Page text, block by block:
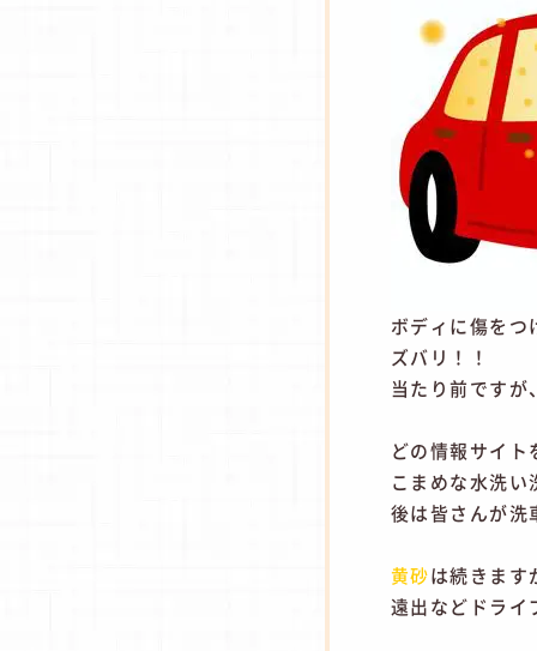
ボディに傷をつ
ズバリ！！
当たり前ですが
どの情報サイト
こまめな水洗い
後は皆さんが洗
黄砂は続きます
遠出などドライ